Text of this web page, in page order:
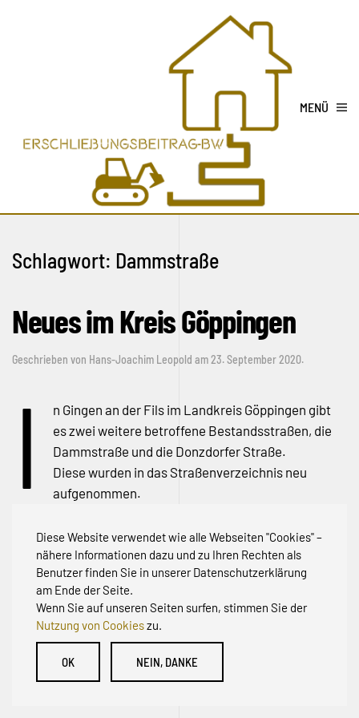
Diese Website verwendet wie alle Webseiten "Cookies" –
nähere Informationen dazu und zu Ihren Rechten als
Benutzer finden Sie in unserer Datenschutzerklärung
am Ende der Seite.
Wenn Sie auf unseren Seiten surfen, stimmen Sie der
Nutzung von Cookieszu.
OK NEIN, DANKE
MENÜ
Schlagwort: Dammstraße
Neues im Kreis Göppingen
Geschrieben von Hans-Joachim Leopold am23. September 2020.
I
n Gingen an der Fils im Landkreis Göppingen gibt
es zwei weitere betroffene Bestandsstraßen, die
Dammstraße und die Donzdorfer Straße.
Diese wurden in das Straßenverzeichnis neu
aufgenommen.
© Initiative zur Abwehr von Erschließungsbeiträgen für